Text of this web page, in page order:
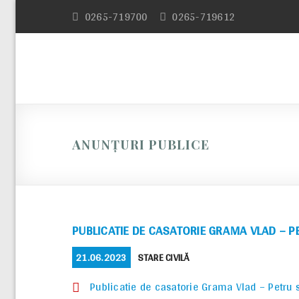
0265-719700 0265-719612
ANUNȚURI PUBLICE
PUBLICATIE DE CASATORIE GRAMA VLAD –
POSTED
ON
21.06.2023 CATEGORIES
STARE CIVILĂ
Publicatie de casatorie Grama Vlad – Petru